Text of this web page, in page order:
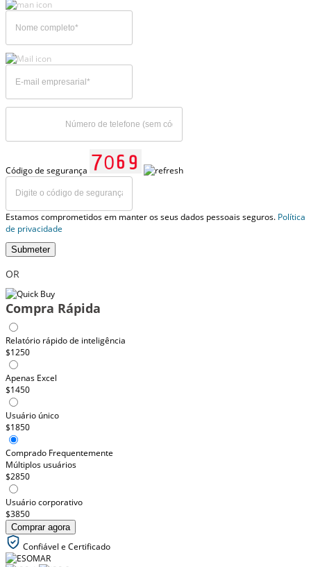
Código de segurança
Estamos comprometidos em manter os seus dados pessoais seguros. Política
de privacidade
Submeter
OR
Compra Rápida
Relatório rápido de inteligência
$1250
Apenas Excel
$1450
Usuário único
$1850
Comprado Frequentemente
Múltiplos usuários
$2850
Usuário corporativo
$3850
Comprar agora
Confiável e Certificado